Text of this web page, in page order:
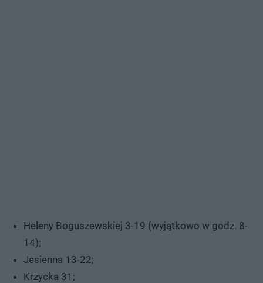
Heleny Boguszewskiej 3-19 (wyjątkowo w godz. 8-
14);
Jesienna 13-22;
Krzycka 31;